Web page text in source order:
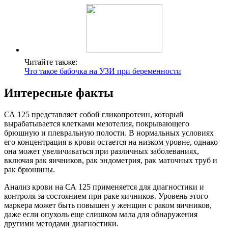
Читайте также:
Что такое бабочка на УЗИ при беременности
Интересные факты
СА 125 представляет собой гликопротеин, который
вырабатывается клетками мезотелия, покрывающего
брюшную и плевральную полости. В нормальных условиях
его концентрация в крови остается на низком уровне, однако
она может увеличиваться при различных заболеваниях,
включая рак яичников, рак эндометрия, рак маточных труб и
рак брюшины.
Анализ крови на СА 125 применяется для диагностики и
контроля за состоянием при раке яичников. Уровень этого
маркера может быть повышен у женщин с раком яичников,
даже если опухоль еще слишком мала для обнаружения
другими методами диагностики.